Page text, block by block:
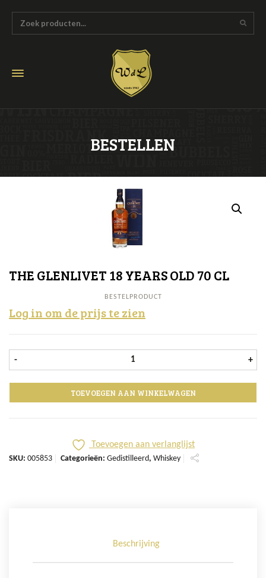
BESTELLEN
THE GLENLIVET 18 YEARS OLD 70 CL
BESTELPRODUCT
Log in om de prijs te zien
- the Glenlivet 18 Years old 70 cl+
TOEVOEGEN AAN WINKELWAGEN
Toevoegen aan verlanglijst
SKU: 005853 Categorieën: Gedistilleerd, Whiskey
Beschrijving